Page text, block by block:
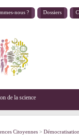
nous ? Dossiers
de la science
Citoyennes >